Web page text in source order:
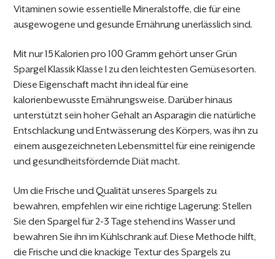
Vitaminen sowie essentielle Mineralstoffe, die für eine
ausgewogene und gesunde Ernährung unerlässlich sind.
Mit nur 15 Kalorien pro 100 Gramm gehört unser Grün
Spargel Klassik Klasse I zu den leichtesten Gemüsesorten.
Diese Eigenschaft macht ihn ideal für eine
kalorienbewusste Ernährungsweise. Darüber hinaus
unterstützt sein hoher Gehalt an Asparagin die natürliche
Entschlackung und Entwässerung des Körpers, was ihn zu
einem ausgezeichneten Lebensmittel für eine reinigende
und gesundheitsfördernde Diät macht.
Um die Frische und Qualität unseres Spargels zu
bewahren, empfehlen wir eine richtige Lagerung: Stellen
Sie den Spargel für 2-3 Tage stehend ins Wasser und
bewahren Sie ihn im Kühlschrank auf. Diese Methode hilft,
die Frische und die knackige Textur des Spargels zu